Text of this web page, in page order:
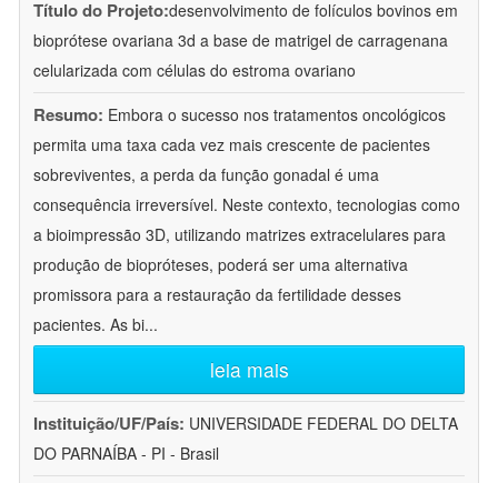
Título do Projeto:desenvolvimento de folículos bovinos em
bioprótese ovariana 3d a base de matrigel de carragenana
celularizada com células do estroma ovariano
Resumo: Embora o sucesso nos tratamentos oncológicos
permita uma taxa cada vez mais crescente de pacientes
sobreviventes, a perda da função gonadal é uma
consequência irreversível. Neste contexto, tecnologias como
a bioimpressão 3D, utilizando matrizes extracelulares para
produção de biopróteses, poderá ser uma alternativa
promissora para a restauração da fertilidade desses
pacientes. As bi...
leia mais
Instituição/UF/País: UNIVERSIDADE FEDERAL DO DELTA
DO PARNAÍBA - PI - Brasil